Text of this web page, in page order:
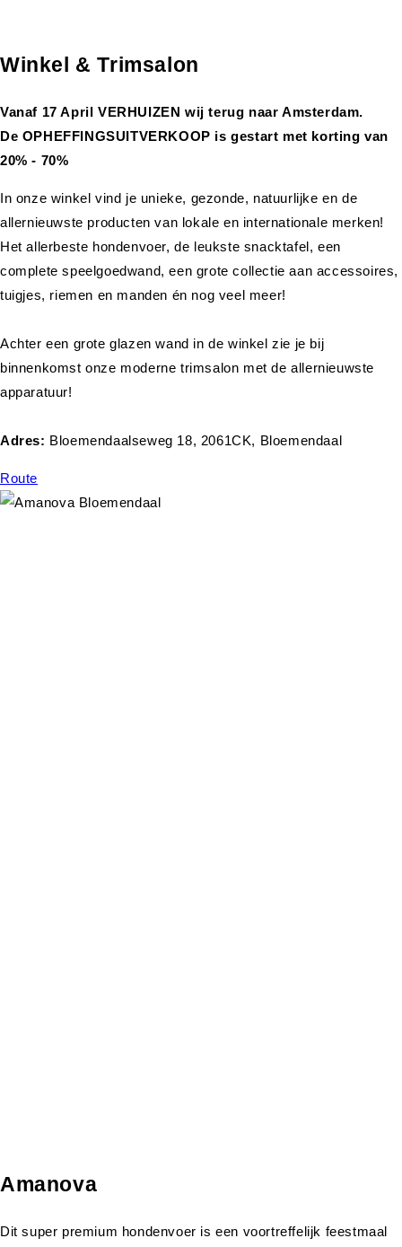
Winkel & Trimsalon
Vanaf 17 April VERHUIZEN wij terug naar Amsterdam.
De OPHEFFINGSUITVERKOOP is gestart met korting van
20% - 70%
In onze winkel vind je unieke, gezonde, natuurlijke en de
allernieuwste producten van lokale en internationale merken!
Het allerbeste hondenvoer, de leukste snacktafel, een
complete speelgoedwand, een grote collectie aan accessoires,
tuigjes, riemen en manden én nog veel meer!
Achter een grote glazen wand in de winkel zie je bij
binnenkomst onze moderne trimsalon met de allernieuwste
apparatuur!
Adres: Bloemendaalseweg 18, 2061CK, Bloemendaal
Route
Amanova
Dit super premium hondenvoer is een voortreffelijk feestmaal